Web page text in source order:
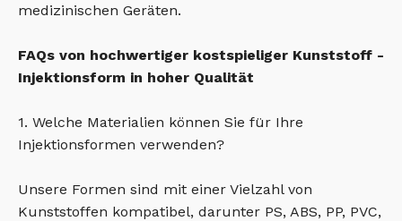
medizinischen Geräten.
FAQs von hochwertiger kostspieliger Kunststoff -
Injektionsform in hoher Qualität
1. Welche Materialien können Sie für Ihre
Injektionsformen verwenden?
Unsere Formen sind mit einer Vielzahl von
Kunststoffen kompatibel, darunter PS, ABS, PP, PVC,